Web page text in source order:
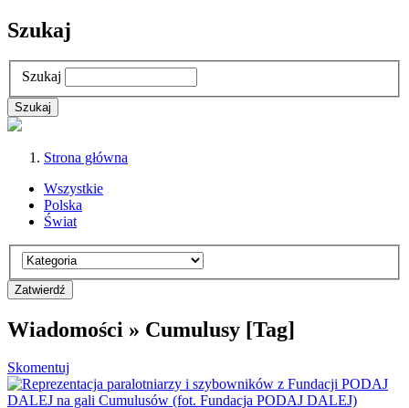
Szukaj
Szukaj
Strona główna
Wszystkie
Polska
Świat
Wiadomości » Cumulusy [Tag]
Skomentuj